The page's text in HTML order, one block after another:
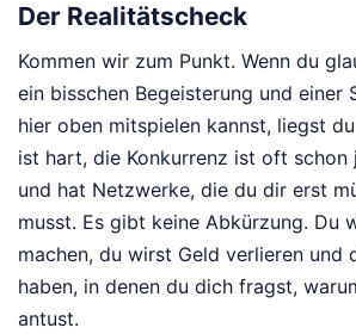
Der Realitätscheck
Kommen wir zum Punkt. Wenn du
ein bisschen Begeisterung und einer
hier oben mitspielen kannst, liegst
ist hart, die Konkurrenz ist oft schon
und hat Netzwerke, die du dir erst
musst. Es gibt keine Abkürzung. Du
machen, du wirst Geld verlieren und
haben, in denen du dich fragst,
antust.